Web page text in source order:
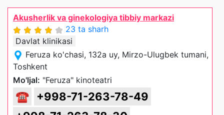
Akusherlik va ginekologiya tibbiy markazi
23 ta sharh
Davlat klinikasi
Feruza ko'chasi, 132a uy, Mirzo-Ulugbek tumani,
Toshkent
Mo'ljal: "Feruza" kinoteatri
☎
+998-71-263-78-49